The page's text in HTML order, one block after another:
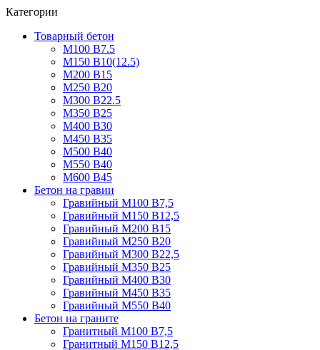
Категории
Товарный бетон
М100 В7.5
М150 В10(12.5)
М200 В15
М250 В20
М300 В22.5
М350 В25
М400 В30
М450 В35
М500 В40
М550 В40
М600 В45
Бетон на гравии
Гравийный М100 В7,5
Гравийный М150 В12,5
Гравийный М200 В15
Гравийный М250 В20
Гравийный М300 В22,5
Гравийный М350 В25
Гравийный М400 В30
Гравийный М450 В35
Гравийный М550 В40
Бетон на граните
Гранитный М100 В7,5
Гранитный М150 В12,5